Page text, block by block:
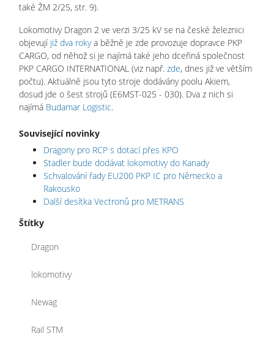
také ŽM 2/25, str. 9).
Lokomotivy Dragon 2 ve verzi 3/25 kV se na české železnici
objevují již dva rokya běžně je zde provozuje dopravce PKP
CARGO, od něhož si je najímá také jeho dceřiná společnost
PKP CARGO INTERNATIONAL (viz např. zde, dnes již ve větším
počtu). Aktuálně jsou tyto stroje dodávány poolu Akiem,
dosud jde o šest strojů (E6MST-025 - 030). Dva z nich si
najímá Budamar Logistic.
Související novinky
Dragony pro RCP s dotací přes KPO
Stadler bude dodávat lokomotivy do Kanady
Schvalování řady EU200 PKP IC pro Německo a
Rakousko
Další desítka Vectronů pro METRANS
Štítky
Dragon
lokomotivy
Newag
Rail STM